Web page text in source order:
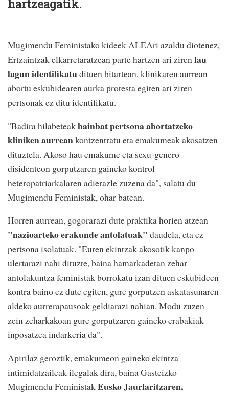
hartzeagatik.
Mugimendu Feministako kideek ALEAri azaldu diotenez,
Ertzaintzak elkarretaratzean parte hartzen ari zirenlau
lagun identifikatudituen bitartean, klinikaren aurrean
abortu eskubidearen aurka protesta egiten ari ziren
pertsonak ez ditu identifikatu.
"Badira hilabeteakhainbat pertsona abortatzeko
kliniken aurreankontzentratu eta emakumeak akosatzen
dituztela. Akoso hau emakume eta sexu-genero
disidenteon gorputzaren gaineko kontrol
heteropatriarkalaren adierazle zuzena da", salatu du
Mugimendu Feministak, ohar batean.
Horren aurrean, gogorarazi dute praktika horien atzean
"nazioarteko erakunde antolatuak" daudela, eta ez
pertsona isolatuak. "Euren ekintzak akosotik kanpo
ulertarazi nahi dituzte, baina hamarkadetan zehar
antolakuntza feministak borrokatu izan dituen eskubideen
kontra baino ez dute egiten, gure gorputzen askatasunaren
aldeko aurrerapausoak geldiarazi nahian. Modu zuzen
zein zeharkakoan gure gorputzaren gaineko erabakiak
inposatzea indarkeria da".
Apirilaz geroztik, emakumeon gaineko ekintza
intimidatzaileak ilegalak dira, baina Gasteizko
Mugimendu FeministakEusko Jaurlaritzaren,